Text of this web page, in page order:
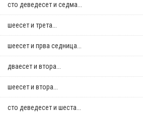
сто деведесет и седма...
шеесет и трета...
шеесет и прва седница...
дваесет и втора...
шеесет и втора...
сто деведесет и шеста...